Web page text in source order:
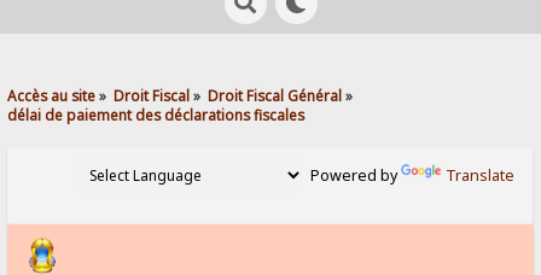
Accès au site» Droit Fiscal» Droit Fiscal Général»
délai de paiement des déclarations fiscales
Powered by Translate